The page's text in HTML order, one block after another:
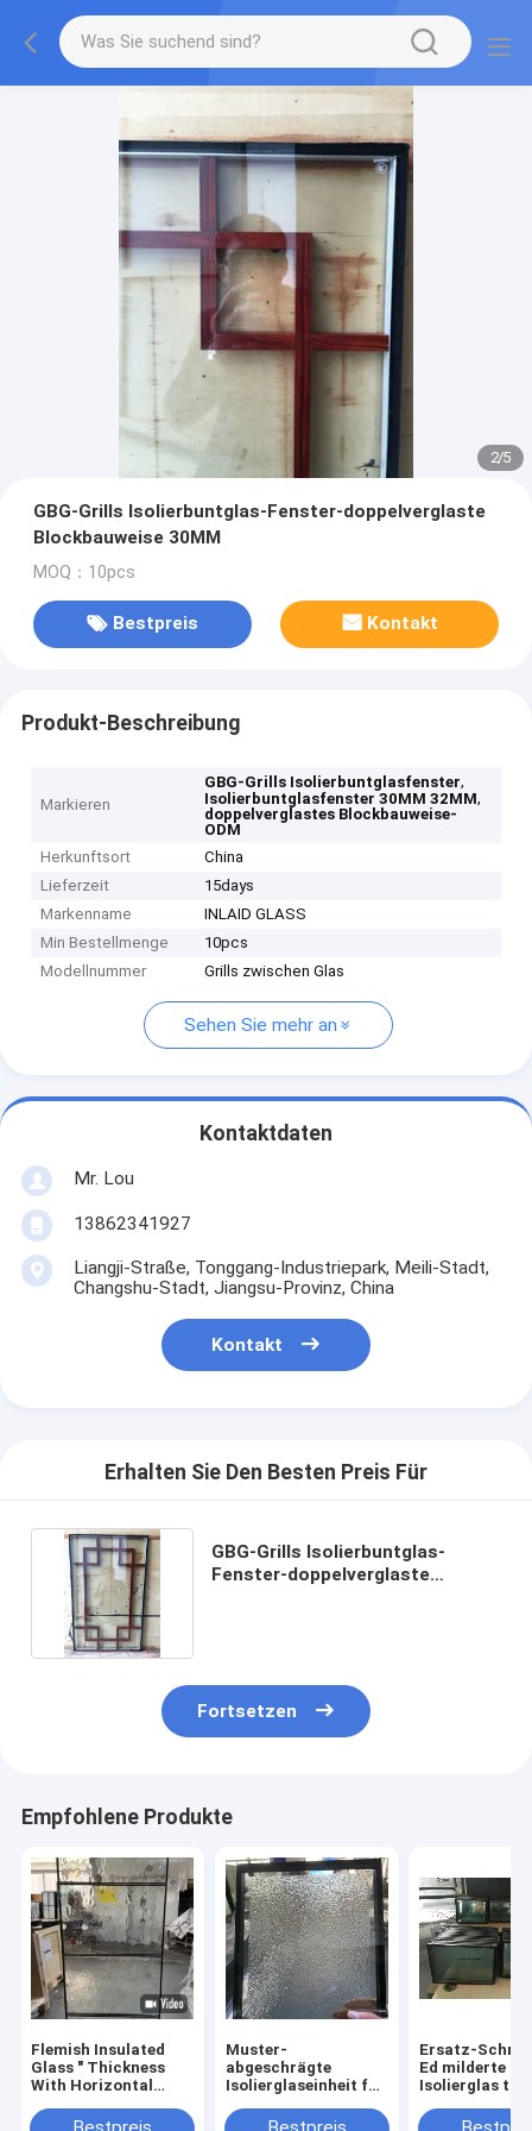
2/5
GBG-Grills Isolierbuntglas-Fenster-doppelverglaste
Blockbauweise 30MM
MOQ：10pcs
Bestpreis Kontakt
Produkt-Beschreibung
Markieren
GBG-Grills Isolierbuntglasfenster,
Isolierbuntglasfenster 30MM 32MM,
doppelverglastes Blockbauweise-
ODM
Herkunftsort
China
Lieferzeit
15days
Markenname
INLAID GLASS
Min Bestellmenge
10pcs
Modellnummer
Grills zwischen Glas
Sehen Sie mehr an
Kontaktdaten
Mr. Lou
13862341927
Liangji-Straße, Tonggang-Industriepark, Meili-Stadt,
Changshu-Stadt, Jiangsu-Provinz, China
Kontakt
Erhalten Sie Den Besten Preis Für
GBG-Grills Isolierbuntglas-
Fenster-doppelverglaste
Fortsetzen
Empfohlene Produkte
Flemish Insulated
Glass " Thickness
With Horizontal
Fiberglass Doors
Muster-
abgeschrägte
Isolierglaseinheit für
Diamond Beveled
Ersatz-
Ed milderte
Isolierglas
Windows